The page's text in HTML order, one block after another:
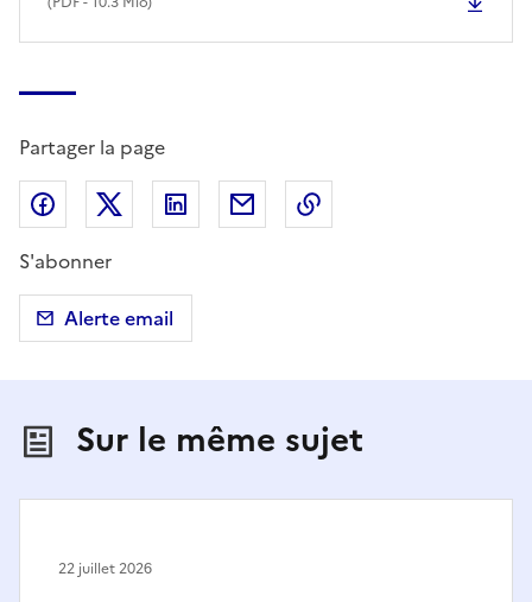
Partager la page
Partager sur Facebook
Partager sur X (anciennement Twitter)
Partager sur LinkedIn
Partager par email
S'abonner
Alerte email
Sur le même sujet
22 juillet 2026